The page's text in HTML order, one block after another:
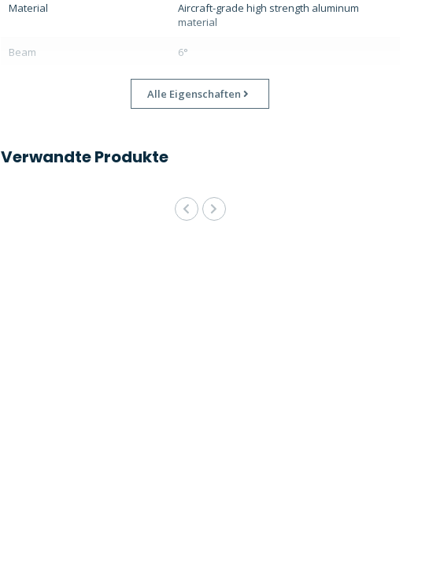
Material
Aircraft-grade high strength aluminum
material
Beam 6°
Alle Eigenschaften
Verwandte Produkte